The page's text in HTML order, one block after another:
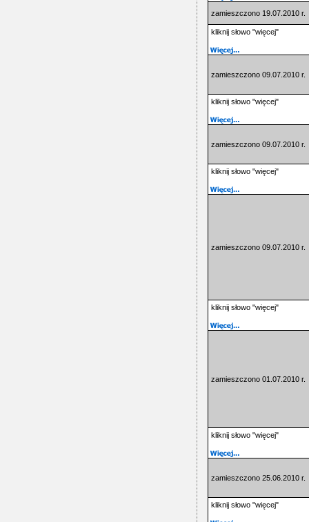
zamieszczono 19.07.2010 r.
kliknij słowo "więcej"
zamieszczono 09.07.2010 r.
kliknij słowo "więcej"
zamieszczono 09.07.2010 r.
kliknij słowo "więcej"
zamieszczono 09.07.2010 r.
kliknij słowo "więcej"
zamieszczono 01.07.2010 r.
kliknij słowo "więcej"
zamieszczono 25.06.2010 r.
kliknij słowo "więcej"